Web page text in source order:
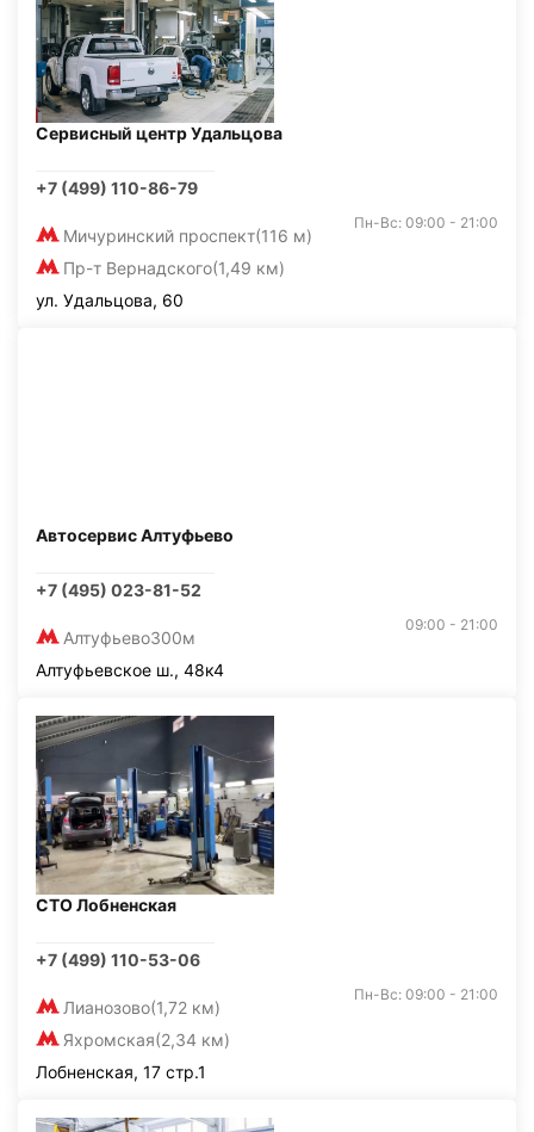
Сервисный центр Удальцова
+7 (499) 110-86-79
Мичуринский проспект(116 м)
Пр-т Вернадского(1,49 км)
Пн-Вс: 09:00 - 21:00
ул. Удальцова, 60
Автосервис Алтуфьево
+7 (495) 023-81-52
Алтуфьево300м
09:00 - 21:00
Алтуфьевское ш., 48к4
СТО Лобненская
+7 (499) 110-53-06
Лианозово(1,72 км)
Яхромская(2,34 км)
Пн-Вс: 09:00 - 21:00
Лобненская, 17 стр.1